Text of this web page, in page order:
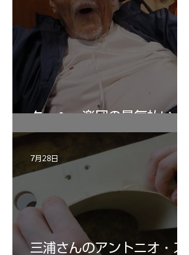
ターヘー楽団の暑気払い
三浦さんのアントニオ・ス
7月28日